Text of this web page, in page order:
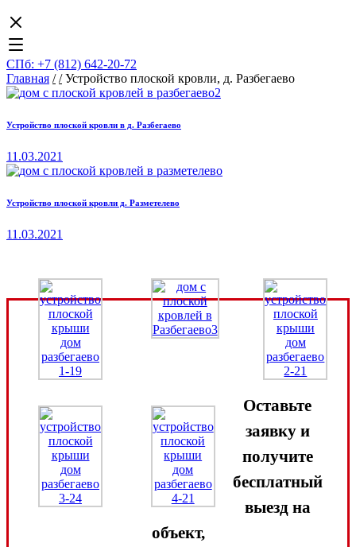
СПб: +7 (812) 642-20-72
Главная / /Устройство плоской кровли, д. Разбегаево
Устройство плоской кровли в д. Разбегаево
11.03.2021
Устройство плоской кровли д. Разметелево
11.03.2021
Оставьте
заявку и
получите
бесплатный
выезд на
объект,